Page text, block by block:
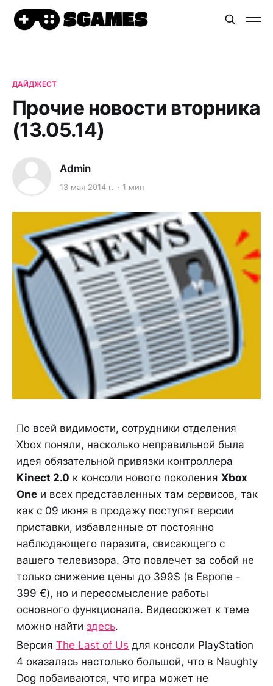
ДАЙДЖЕСТ
Прочие новости вторника
(13.05.14)
Admin
13 мая 2014 г. 1 мин
По всей видимости, сотрудники отделения
Xbox поняли, насколько неправильной была
идея обязательной привязки контроллера
Kinect 2.0 к консоли нового поколения Xbox
One и всех представленных там сервисов, так
как с 09 июня в продажу поступят версии
приставки, избавленные от постоянно
наблюдающего паразита, свисающего с
вашего телевизора. Это повлечет за собой не
только снижение цены до 399$ (в Европе -
399 €), но и переосмысление работы
основного функционала. Видеосюжет к теме
можно найти здесь.
Версия The Last of Us для консоли PlayStation
4 оказалась настолько большой, что в Naughty
Dog побаиваются, что игра может не